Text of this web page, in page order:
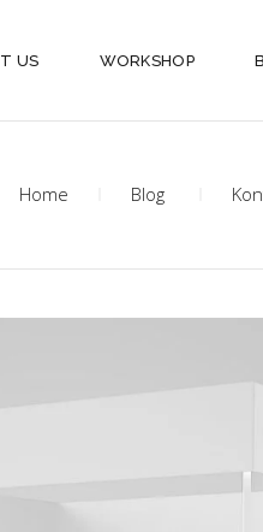
US WORKSHOP
Home Blog